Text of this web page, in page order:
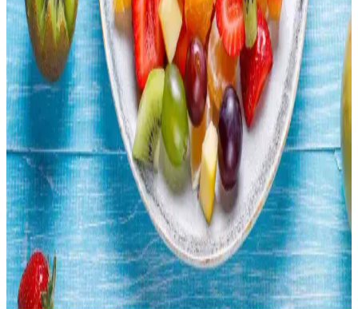
Basit malzemelerle hazırlanan ev yapımı risotto, ekonomik zorluklar
yaşayanlar için besleyici ve doyurucu bir alternatif sunar. Tarif, sabır
ve dikkat gerektirir, lezzeti artırmak için çeşitli öneriler içerir.
Rotisserie Tavukların Ekonomisi: Zaman ve Maliyet
Tasarrufu Sağlayan Seçenekler
Rotisserie tavuklar, marketlerde çiğ tavuklara kıyasla daha uygun
fiyatlı ve pratik bir seçenek sunar. Kalite ve sağlık açısından evde
yetiştirilen tavuklar farklılık gösterirken, tüketiciler bütçe ve
tercihlerine göre seçim yapar.
Meyve Tüketimini Artırmak İçin Pratik Yöntemler
ve Saklama Teknikleri
Meyve tüketimini artırmak için pratik saklama ve hazırlama
yöntemleri, düzenli tüketim alışkanlıkları ve çeşitli sunum teknikleri
ele alınmaktadır. Bu yöntemler israfı önler ve sağlıklı beslenmeyi
destekler.